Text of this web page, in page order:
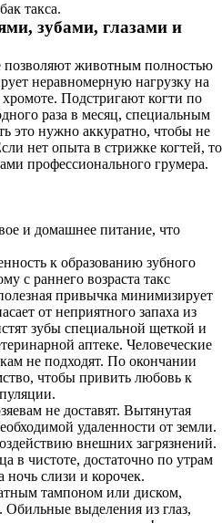
такса.
зубами, глазами и
позволяют животным полностью
неравномерную нагрузку на
Подстригают когти по
раза в месяц, специальным
это нужно аккуратно, чтобы не
нет опыта в стрижке когтей, то
профессионального грумера.
и домашнее питание, что
к образованию зубного
с раннего возраста такс
привычка минимизирует
от неприятного запаха из
зубы специальной щеткой и
аптеке. Человеческие
не подходят. По окончании
чтобы привить любовь к
не доставят. Вытянутая
удаленности от земли.
внешних загрязнений.
в чистоте, достаточно по утрам
ночь слизи и корочек.
тампоном или диском,
выделения из глаз,